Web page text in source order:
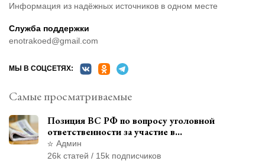
Информация из надёжных источников в одном месте
Служба поддержки
enotrakoed@gmail.com
МЫ В СОЦСЕТЯХ:
Самые просматриваемые
Позиция ВС РФ по вопросу уголовной
ответственности за участие в
террористической организации до
официального признания
Админ
26k статей / 15k подписчиков